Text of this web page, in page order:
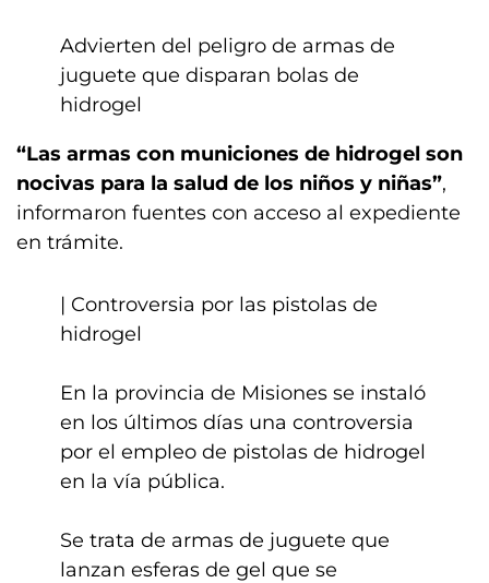
Advierten del peligro de armas de
juguete que disparan bolas de
hidrogel
“Las armas con municiones de hidrogel son
nocivas para la salud de los niños y niñas”,
informaron fuentes con acceso al expediente
en trámite.
| Controversia por las pistolas de
hidrogel
En la provincia de Misiones se instaló
en los últimos días una controversia
por el empleo de pistolas de hidrogel
en la vía pública.
Se trata de armas de juguete que
lanzan esferas de gel que se